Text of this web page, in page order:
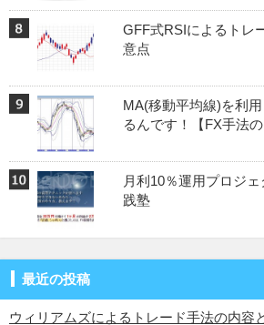
GFF式RSIによるトレ
意点
MA(移動平均線)を利
るんです！【FX手法
月利10％運用プロジ
践塾
最近の投稿
ウィリアムズによるトレード手法の内容